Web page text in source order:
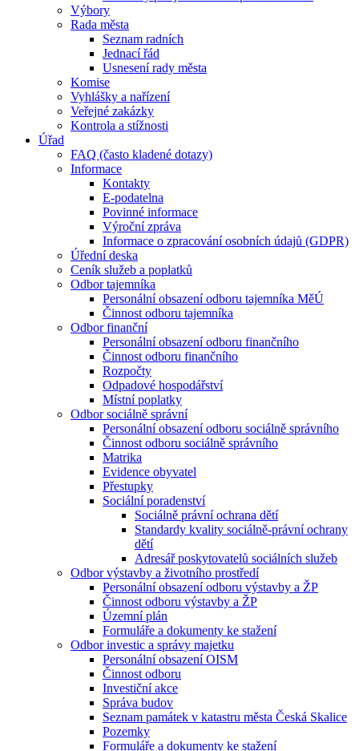
Výbory
Rada města
Seznam radních
Jednací řád
Usnesení rady města
Komise
Vyhlášky a nařízení
Veřejné zakázky
Kontrola a stížnosti
Úřad
FAQ (často kladené dotazy)
Informace
Kontakty
E-podatelna
Povinné informace
Výroční zpráva
Informace o zpracování osobních údajů (GDPR)
Úřední deska
Ceník služeb a poplatků
Odbor tajemníka
Personální obsazení odboru tajemníka MěÚ
Činnost odboru tajemníka
Odbor finanční
Personální obsazení odboru finančního
Činnost odboru finančního
Rozpočty
Odpadové hospodářství
Místní poplatky
Odbor sociálně správní
Personální obsazení odboru sociálně správního
Činnost odboru sociálně správního
Matrika
Evidence obyvatel
Přestupky
Sociální poradenství
Sociálně právní ochrana dětí
Standardy kvality sociálně-právní ochrany
dětí
Adresář poskytovatelů sociálních služeb
Odbor výstavby a životního prostředí
Personální obsazení odboru výstavby a ŽP
Činnost odboru výstavby a ŽP
Územní plán
Formuláře a dokumenty ke stažení
Odbor investic a správy majetku
Personální obsazení OISM
Činnost odboru
Investiční akce
Správa budov
Seznam památek v katastru města Česká Skalice
Pozemky
Formuláře a dokumenty ke stažení